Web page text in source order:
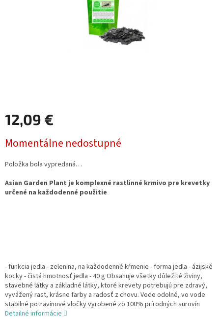
12,09 €
cena:
Momentálne nedostupné
Položka bola vypredaná…
Asian Garden Plant je komplexné rastlinné krmivo pre krevetky
určené na každodenné použitie
- funkcia jedla - zelenina, na každodenné kŕmenie - forma jedla - ázijské
kocky- čistá hmotnosť jedla - 40 g Obsahuje všetky dôležité živiny,
stavebné látky a základné látky, ktoré krevety potrebujú pre zdravý,
vyvážený rast, krásne farby a radosť z chovu. Vode odolné, vo vode
stabilné potravinové vločky vyrobené zo 100% prírodných surovín
Detailné informácie